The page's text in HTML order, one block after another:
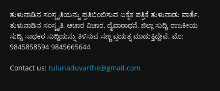
ತುಳುನಾಡಿನ ಸಂಸ್ಕೃತಿಯನ್ನು ಪ್ರತಿಬಿಂಬಿಸುವ ಏಕೈಕ ಪತ್ರಿಕೆ ತುಳುನಾಡು ವಾರ್ತೆ.
ತುಳುನಾಡಿನ ಸಂಸ್ಕೃತಿ, ಆಚಾರ ವಿಚಾರ, ದೈವಾರಾಧನೆ, ಜಿಲ್ಲಾ ಸುದ್ದಿ, ರಾಜಕೀಯ
ಸುದ್ದಿ, ಸಾಧಕರ ಸುದ್ದಿಯನ್ನು ತಿಳಿಸುವ ಸಣ್ಣ ಪ್ರಯತ್ನ ಮಾಡುತ್ತಿದ್ದೇವೆ. ಮೊ:
9845858594 9845665644
Contact us: tulunaduvarthe@gmail.com